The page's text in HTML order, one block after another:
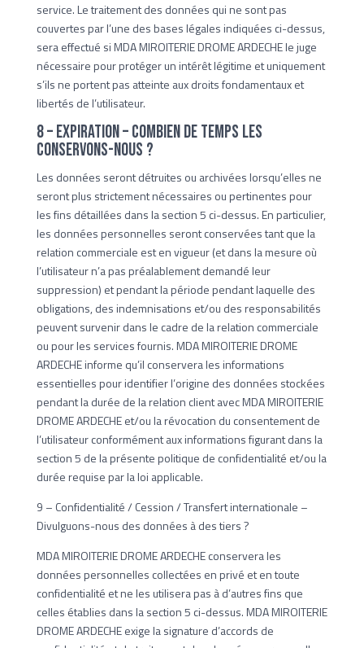
service. Le traitement des données qui ne sont pas
couvertes par l’une des bases légales indiquées ci-dessus,
sera effectué si MDA MIROITERIE DROME ARDECHE le juge
nécessaire pour protéger un intérêt légitime et uniquement
s’ils ne portent pas atteinte aux droits fondamentaux et
libertés de l’utilisateur.
8 – Expiration – Combien de temps les
conservons-nous ?
Les données seront détruites ou archivées lorsqu’elles ne
seront plus strictement nécessaires ou pertinentes pour
les fins détaillées dans la section 5 ci-dessus. En particulier,
les données personnelles seront conservées tant que la
relation commerciale est en vigueur (et dans la mesure où
l’utilisateur n’a pas préalablement demandé leur
suppression) et pendant la période pendant laquelle des
obligations, des indemnisations et/ou des responsabilités
peuvent survenir dans le cadre de la relation commerciale
ou pour les services fournis. MDA MIROITERIE DROME
ARDECHE informe qu’il conservera les informations
essentielles pour identifier l’origine des données stockées
pendant la durée de la relation client avec MDA MIROITERIE
DROME ARDECHE et/ou la révocation du consentement de
l’utilisateur conformément aux informations figurant dans la
section 5 de la présente politique de confidentialité et/ou la
durée requise par la loi applicable.
9 – Confidentialité / Cession / Transfert internationale –
Divulguons-nous des données à des tiers ?
MDA MIROITERIE DROME ARDECHE conservera les
données personnelles collectées en privé et en toute
confidentialité et ne les utilisera pas à d’autres fins que
celles établies dans la section 5 ci-dessus. MDA MIROITERIE
DROME ARDECHE exige la signature d’accords de